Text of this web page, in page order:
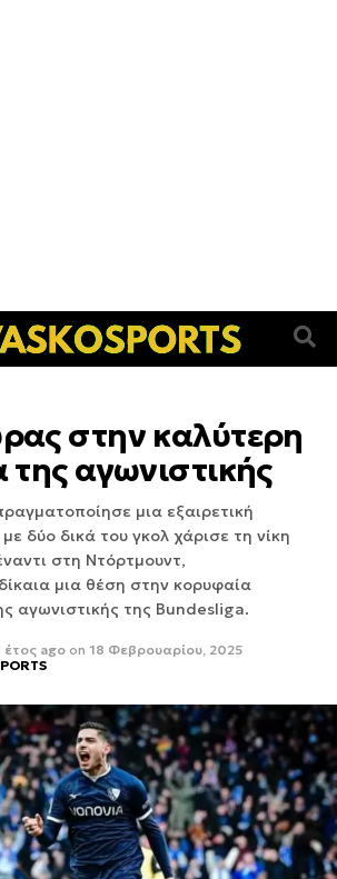
στην καλύτερη
της αγωνιστικής
μια εξαιρετική
δύο δικά του γκολ χάρισε τη νίκη
στη Ντόρτμουντ,
μια θέση στην κορυφαία
αγωνιστικής της Bundesliga.
έτος ago on 18 Φεβρουαρίου, 2025